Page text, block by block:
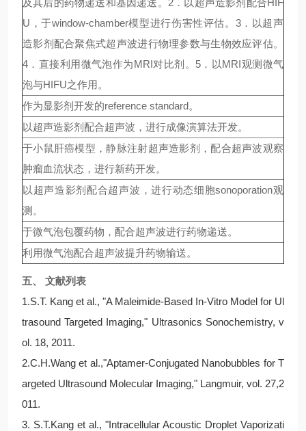
U，于window-chamber模型进行伤害性评估。3．以超声
造影剂配合聚焦式超声波进行物理参数与生物效应评估。
4．直接利用微气泡作为MRI对比剂。5．以MRI观测微气
泡与HIFU之作用。
作为显影剂开发的reference standard。
以超声造影剂配合超声波，进行成像演算法开发。
于小鼠肝癌模型，静脉注射超声造影剂，配合超声波观察
肿瘤血流状态，进行新药开发。
以超声造影剂配合超声波，进行动态细胞sonoporation观
测。
于微气泡包覆药物，配合超声波进行药物递送。
利用微气泡配合超声波提升药物输送。
五、 文献列表
1.S.T. Kang et al., "A Maleimide-Based In-Vitro Model for Ul
trasound Targeted Imaging," Ultrasonics Sonochemistry, v
ol. 18, 2011.
2.C.H.Wang et al.,"Aptamer-Conjugated Nanobubbles for T
argeted Ultrasound Molecular Imaging," Langmuir, vol. 27,2
011.
3. S.T.Kang et al., "Intracellular Acoustic Droplet Vaporizati